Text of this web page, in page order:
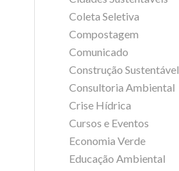
Coleta Seletiva
Compostagem
Comunicado
Construção Sustentável
Consultoria Ambiental
Crise Hídrica
Cursos e Eventos
Economia Verde
Educação Ambiental